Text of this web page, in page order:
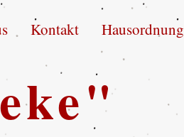
Kontakt Hausordnung